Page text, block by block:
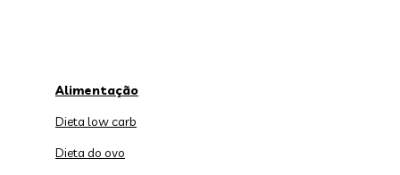
Alimentação
Dieta low carb
Dieta do ovo